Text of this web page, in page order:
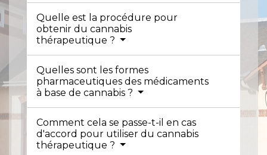
Quelle est la procédure pour
obtenir du cannabis
thérapeutique ?
Quelles sont les formes
pharmaceutiques des médicaments
à base de cannabis ?
Comment cela se passe-t-il en cas
d'accord pour utiliser du cannabis
thérapeutique ?